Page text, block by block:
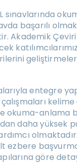
sınavlarında
başarılı
Akademik Çeviri
entegre
kelime
okuma-anlama
daha yüksek
ezbere
göre